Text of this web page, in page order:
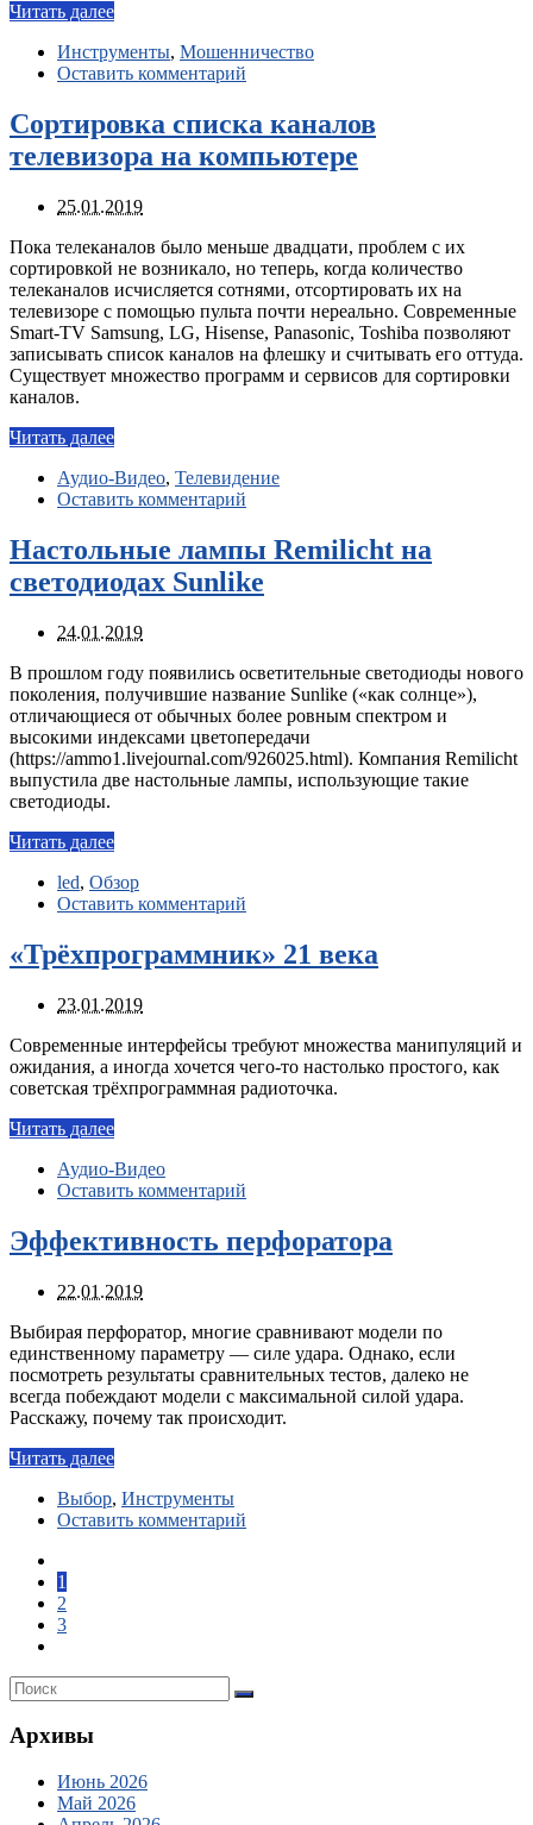
Читать далее
Инструменты, Мошенничество
Оставить комментарий
Сортировка списка каналов
телевизора на компьютере
25.01.2019
Пока телеканалов было меньше двадцати, проблем с их
сортировкой не возникало, но теперь, когда количество
телеканалов исчисляется сотнями, отсортировать их на
телевизоре с помощью пульта почти нереально. Современные
Smart-TV Samsung, LG, Hisense, Panasonic, Toshiba позволяют
записывать список каналов на флешку и считывать его оттуда.
Существует множество программ и сервисов для сортировки
каналов.
Читать далее
Аудио-Видео, Телевидение
Оставить комментарий
Настольные лампы Remilicht на
светодиодах Sunlike
24.01.2019
В прошлом году появились осветительные светодиоды нового
поколения, получившие название Sunlike («как солнце»),
отличающиеся от обычных более ровным спектром и
высокими индексами цветопередачи
(https://ammo1.livejournal.com/926025.html). Компания Remilicht
выпустила две настольные лампы, использующие такие
светодиоды.
Читать далее
led, Обзор
Оставить комментарий
«Трёхпрограммник» 21 века
23.01.2019
Современные интерфейсы требуют множества манипуляций и
ожидания, а иногда хочется чего-то настолько простого, как
советская трёхпрограммная радиоточка.
Читать далее
Аудио-Видео
Оставить комментарий
Эффективность перфоратора
22.01.2019
Выбирая перфоратор, многие сравнивают модели по
единственному параметру — силе удара. Однако, если
посмотреть результаты сравнительных тестов, далеко не
всегда побеждают модели с максимальной силой удара.
Расскажу, почему так происходит.
Читать далее
Выбор, Инструменты
Оставить комментарий
1
2
3
Архивы
Июнь 2026
Май 2026